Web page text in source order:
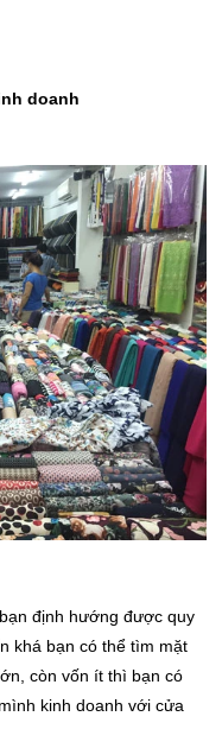
doanh
định hướng được quy
khá bạn có thể tìm mặt
còn vốn ít thì bạn có
kinh doanh với cửa